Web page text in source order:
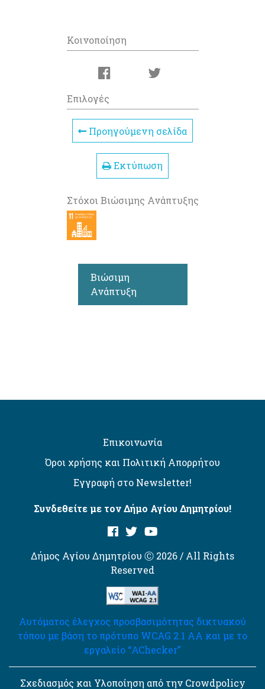
Κοινοποίηση
Επιλογές
Προηγούμενη σελίδα
Εκτύπωση
Στόχοι Βιώσιμης Ανάπτυξης
Βιώσιμη
Ανάπτυξη
Επικοινωνία
Όροι χρήσης και Πολιτική Απορρήτου
Εγγραφή στο Newsletter!
Συνδεθείτε με τον Δήμο Αγίου Δημητρίου!
Δήμος Αγίου Δημητρίου Ⓒ 2026 / All Rights
Reserved
Αυτόματος έλεγχος προσβασιμότητας δικτυακού
τόπου με βάση το πρότυπο WCAG 2.1 AA και με το
εργαλείο “AChecker”
Σχεδιασμός και Υλοποίηση από την Crowdpolicy